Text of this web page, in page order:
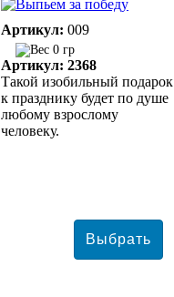
Артикул: 009
0 гр
Артикул: 2368
Такой изобильный подарок
к празднику будет по душе
любому взрослому
человеку.